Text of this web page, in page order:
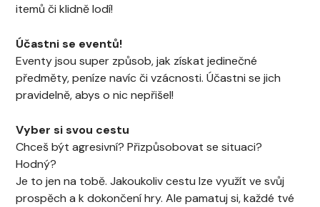
itemů či klidně lodí!
Účastni se eventů!
Eventy jsou super způsob, jak získat jedinečné
předměty, peníze navíc či vzácnosti. Účastni se jich
pravidelně, abys o nic nepřišel!
Vyber si svou cestu
Chceš být agresivní? Přizpůsobovat se situaci?
Hodný?
Je to jen na tobě. Jakoukoliv cestu lze využít ve svůj
prospěch a k dokončení hry. Ale pamatuj si, každé tvé